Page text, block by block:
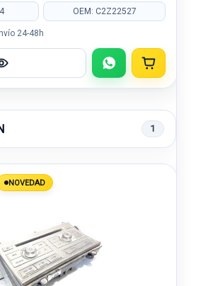
OEM: C2Z22527
24-48h
1
NOVEDAD